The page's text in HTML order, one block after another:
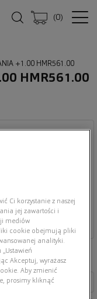
(0)
+1.00 HMR561.00
HMR561.00
Ci korzystanie z naszej
jej zawartości i
mediów
cookie obejmują pliki
analityki.
Akceptuj, wyrażasz
Aby zmienić
prosimy kliknąć